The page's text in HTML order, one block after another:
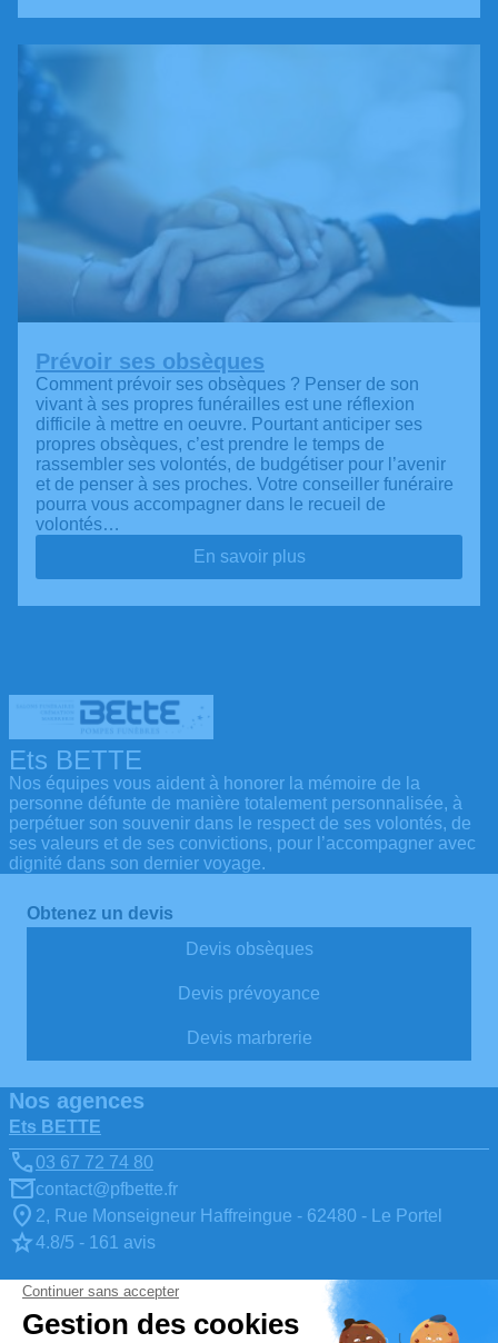
Prévoir ses obsèques
Comment prévoir ses obsèques ? Penser de son
vivant à ses propres funérailles est une réflexion
difficile à mettre en oeuvre. Pourtant anticiper ses
propres obsèques, c’est prendre le temps de
rassembler ses volontés, de budgétiser pour l’avenir
et de penser à ses proches. Votre conseiller funéraire
pourra vous accompagner dans le recueil de
volontés…
En savoir plus
Ets BETTE
Nos équipes vous aident à honorer la mémoire de la
personne défunte de manière totalement personnalisée, à
perpétuer son souvenir dans le respect de ses volontés, de
ses valeurs et de ses convictions, pour l’accompagner avec
dignité dans son dernier voyage.
Obtenez un devis
Devis obsèques
Devis prévoyance
Devis marbrerie
Nos agences
Ets BETTE
03 67 72 74 80
contact@pfbette.fr
2, Rue Monseigneur Haffreingue - 62480 - Le Portel
4.8/5 - 161 avis
Ets BETTE
03 67 80 71 09